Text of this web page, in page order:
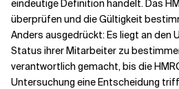
eindeutige Definition handelt. Das
überprüfen und die Gültigkeit
Anders ausgedrückt: Es liegt an den
Status ihrer Mitarbeiter zu
verantwortlich gemacht, bis die
Untersuchung eine Entscheidung